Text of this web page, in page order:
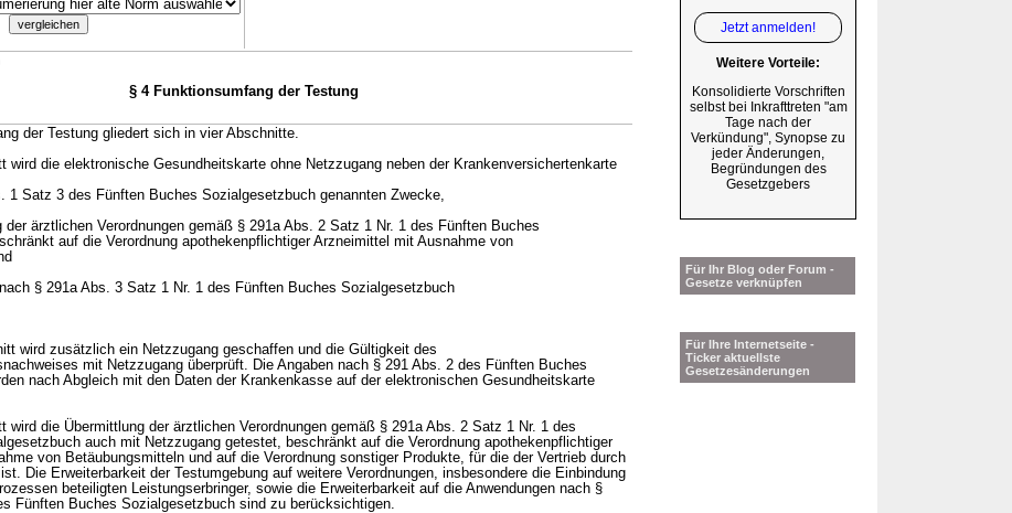
§ 4 Funktionsumfang der Testung
der Testung gliedert sich in vier Abschnitte.
wird die elektronische Gesundheitskarte ohne Netzzugang neben der Krankenversichertenkarte
1 Satz 3 des Fünften Buches Sozialgesetzbuch genannten Zwecke,
der ärztlichen Verordnungen gemäß § 291a Abs. 2 Satz 1 Nr. 1 des Fünften Buches
auf die Verordnung apothekenpflichtiger Arzneimittel mit Ausnahme von
§ 291a Abs. 3 Satz 1 Nr. 1 des Fünften Buches Sozialgesetzbuch
wird zusätzlich ein Netzzugang geschaffen und die Gültigkeit des
mit Netzzugang überprüft. Die Angaben nach § 291 Abs. 2 des Fünften Buches
nach Abgleich mit den Daten der Krankenkasse auf der elektronischen Gesundheitskarte
wird die Übermittlung der ärztlichen Verordnungen gemäß § 291a Abs. 2 Satz 1 Nr. 1 des
auch mit Netzzugang getestet, beschränkt auf die Verordnung apothekenpflichtiger
von Betäubungsmitteln und auf die Verordnung sonstiger Produkte, für die der Vertrieb durch
Die Erweiterbarkeit der Testumgebung auf weitere Verordnungen, insbesondere die Einbindung
beteiligten Leistungserbringer, sowie die Erweiterbarkeit auf die Anwendungen nach §
Fünften Buches Sozialgesetzbuch sind zu berücksichtigen.
Jetzt anmelden!
Weitere Vorteile:
Konsolidierte Vorschriften
selbst bei Inkrafttreten "am
Tage nach der
Verkündung", Synopse zu
jeder Änderungen,
Begründungen des
Gesetzgebers
Für Ihr Blog oder Forum -
Gesetze verknüpfen
Für Ihre Internetseite -
Ticker aktuellste
Gesetzesänderungen